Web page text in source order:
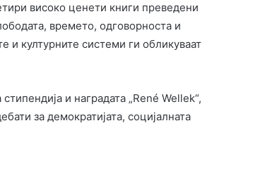
високо ценети книги преведени
времето, одговорноста и
и културните системи ги обликуваат
и наградата „René Wellek“,
за демократијата, социјалната